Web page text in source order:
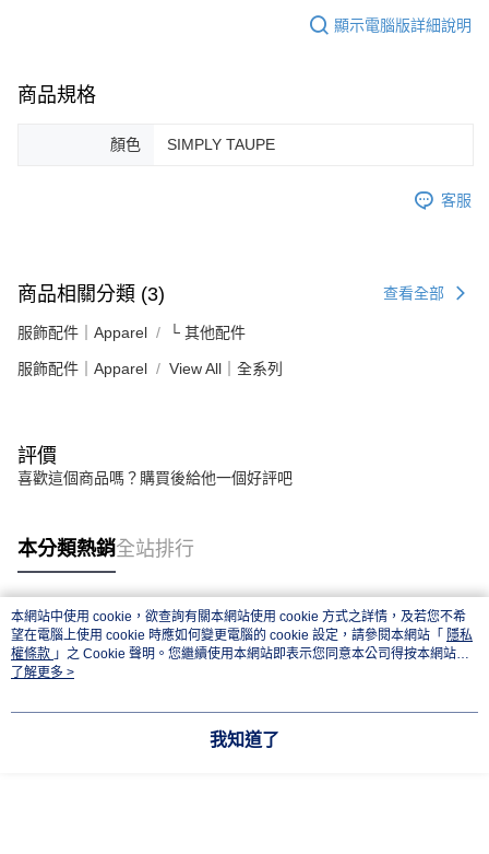
顯示電腦版詳細說明
商品規格
顏色 SIMPLY TAUPE
客服
商品相關分類 (3) 查看全部
服飾配件｜Apparel └ 其他配件
服飾配件｜Apparel View All｜全系列
評價
喜歡這個商品嗎？購買後給他一個好評吧
本分類熱銷全站排行
熱門標籤
本網站中使用 cookie，欲查詢有關本網站使用 cookie 方式之詳情，及若您不希
望在電腦上使用 cookie 時應如何變更電腦的 cookie 設定，請參閱本網站「 隱私
權條款 」之 Cookie 聲明。您繼續使用本網站即表示您同意本公司得按本網站使
用條款之 Cookie 聲明使用 cookie。
了解更多 >
我知道了